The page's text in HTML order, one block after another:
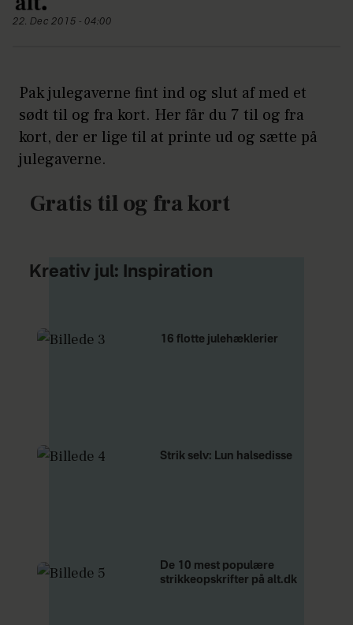
22. Dec 2015 - 04:00
Pak julegaverne fint ind og slut af med et
sødt til og fra kort. Her får du 7 til og fra
kort, der er lige til at printe ud og sætte på
julegaverne.
Gratis til og fra kort
Kreativ jul: Inspiration
16 flotte julehæklerier
Strik selv: Lun halsedisse
De 10 mest populære
strikkeopskrifter på alt.dk